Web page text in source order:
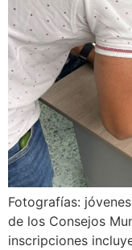
Fotografías:
de los Consejos
inscripciones